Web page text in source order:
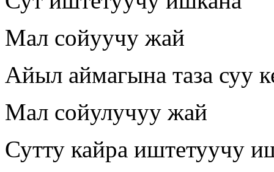
Мал сойуучу жай
Айыл аймагына таза суу
Мал сойулучуу жай
Сутту кайра иштетуучу